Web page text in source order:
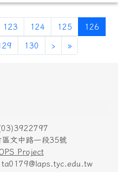
123 124 125 126(目
130 ›下一頁
»最後頁
文中路一段35號
Project
ta0179@laps.tyc.edu.tw